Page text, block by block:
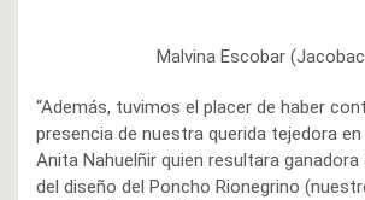
Malvina Escobar
“Además, tuvimos el placer de haber
presencia de nuestra querida tejedora
Anita Nahuelñir quien resultara
del diseño del Poncho Rionegrino